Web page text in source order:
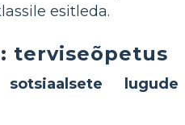
esitleda.
terviseõpetus
lugude